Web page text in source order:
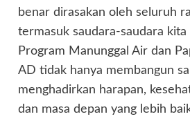
benar dirasakan oleh seluruh
termasuk saudara-saudara
Program Manunggal Air dan
AD tidak hanya membangun
menghadirkan harapan,
dan masa depan yang lebih